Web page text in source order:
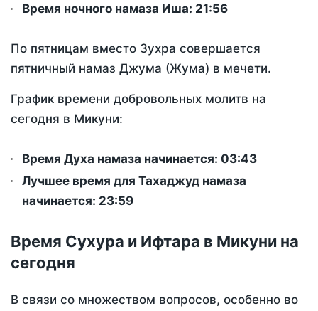
Время ночного намаза Иша: 21:56
По пятницам вместо Зухра совершается
пятничный намаз Джума (Жума) в мечети.
График времени добровольных молитв на
сегодня в Микуни:
Время Духа намаза начинается: 03:43
Лучшее время для Тахаджуд намаза
начинается: 23:59
Время Сухура и Ифтара в Микуни на
сегодня
В связи со множеством вопросов, особенно во